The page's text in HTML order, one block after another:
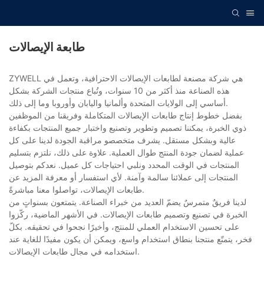
طابعة الإيصالات
ZYWELL هي شركة مصنعة لطابعات الإيصالات الاحترافية، وتعمل في
هذه الصناعة منذ أكثر من 10 سنوات، وتُباع منتجات الشركة بشكل
أساسي إلى الولايات المتحدة وألمانيا واليابان وأوروبا وما إلى ذلك.
بفضل خطوط إنتاج طابعات الإيصالات المتكاملة وفريقنا من الموظفين
ذوي الخبرة، يمكننا تصميم وتطوير وتصنيع واختبار جميع المنتجات بكفاءة
عالية وبشكل مستقل. يشرف متخصصو مراقبة الجودة لدينا على كل
عملية لضمان جودة المنتج طوال العملية. علاوة على ذلك، نلتزم بتسليم
المنتجات في الوقت المحدد ونلبي احتياجات كل عميل. نعدكم بتوصيل
المنتجات إلى عملائنا سالمة وآمنة. لأي استفسار أو معرفة المزيد عن
طابعات الإيصالات، تواصلوا معنا مباشرةً.
لدينا فريقٌ متمرسٌ يضمّ العديد من خبراء الصناعة. يتمتعون بسنواتٍ من
الخبرة في تصنيع وتصميم طابعات الإيصالات. في الأشهر الماضية، ركّزوا
على تحسين الاستخدام العملي للمنتج، وأخيرًا نجحوا في تحقيقه. بكلّ
فخر، يتمتّع منتجنا بنطاق استخدام واسع، ويمكن أن يكون مفيدًا للغاية عند
استخدامه في مجال طابعات الإيصالات.